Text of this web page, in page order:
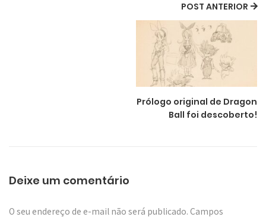
POST ANTERIOR
Prólogo original de Dragon
Ball foi descoberto!
Deixe um comentário
O seu endereço de e-mail não será publicado. Campos